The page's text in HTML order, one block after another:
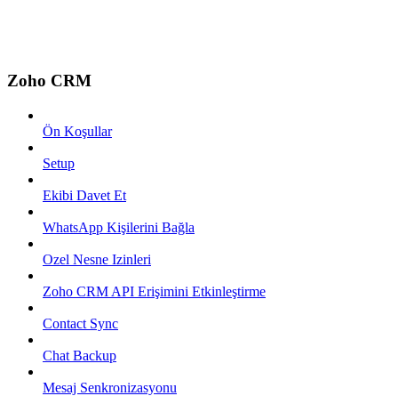
Zoho CRM
Ön Koşullar
Setup
Ekibi Davet Et
WhatsApp Kişilerini Bağla
Ozel Nesne Izinleri
Zoho CRM API Erişimini Etkinleştirme
Contact Sync
Chat Backup
Mesaj Senkronizasyonu